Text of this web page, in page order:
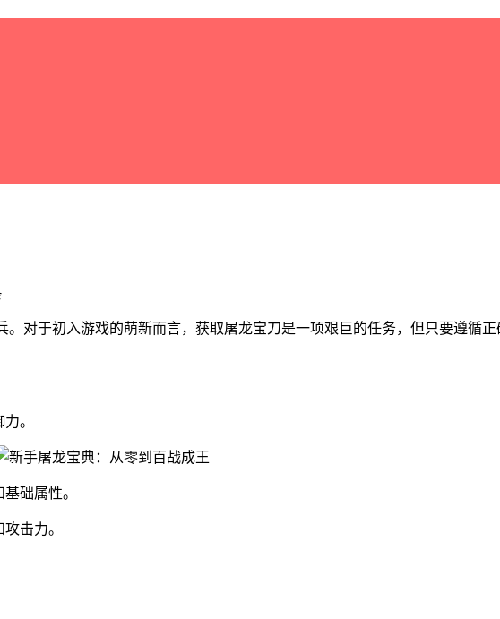
对于初入游戏的萌新而言，获取屠龙宝刀是一项艰巨的任务，但只要遵循
。
础属性。
击力。